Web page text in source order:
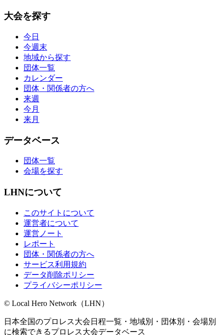
大会を探す
今日
今週末
地域から探す
団体一覧
カレンダー
団体・関係者の方へ
来週
今月
来月
データベース
団体一覧
会場を探す
LHNについて
このサイトについて
運営者について
運営ノート
レポート
団体・関係者の方へ
サービス利用規約
データ削除ポリシー
プライバシーポリシー
© Local Hero Network（LHN）
日本全国のプロレス大会日程一覧・地域別・団体別・会場別
に検索できるプロレス大会データベース